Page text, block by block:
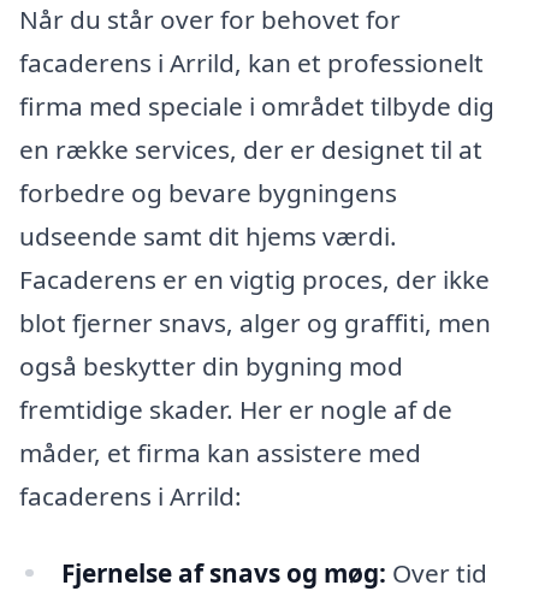
Når du står over for behovet for
facaderens i Arrild, kan et professionelt
firma med speciale i området tilbyde dig
en række services, der er designet til at
forbedre og bevare bygningens
udseende samt dit hjems værdi.
Facaderens er en vigtig proces, der ikke
blot fjerner snavs, alger og graffiti, men
også beskytter din bygning mod
fremtidige skader. Her er nogle af de
måder, et firma kan assistere med
facaderens i Arrild:
Fjernelse af snavs og møg: Over tid